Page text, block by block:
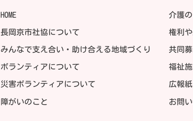
HOME
長岡京市社協について
みんなで支え合い・助け合える地域づくり
ボランティアについて
災害ボランティアについて
障がいのこと
介護
権利
共同
福祉
広報
お問